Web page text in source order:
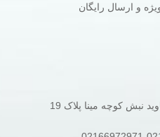
و ارسال رایگان
نبش کوچه مینا پلاک 19